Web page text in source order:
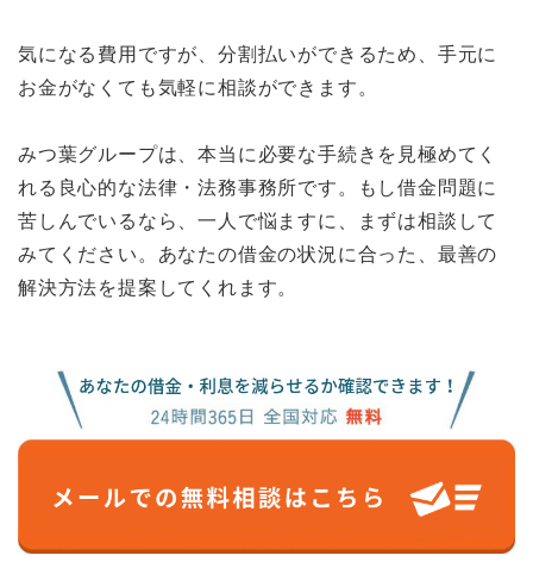
気になる費用ですが、分割払いができるため、手元に
お金がなくても気軽に相談ができます。
みつ葉グループは、本当に必要な手続きを見極めてく
れる良心的な法律・法務事務所です。もし借金問題に
苦しんでいるなら、一人で悩ますに、まずは相談して
みてください。あなたの借金の状況に合った、最善の
解決方法を提案してくれます。